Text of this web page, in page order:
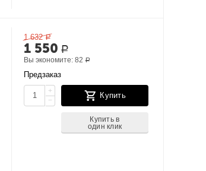
1 632 Р
1 550 Р
Вы экономите:82 Р
Предзаказ
+
−
Купить
Купить в
один клик